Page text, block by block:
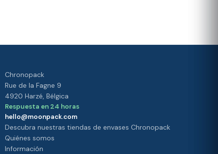
Chronopack
Rue de la Fagne 9
4920 Harzé, Bélgica
Respuesta en 24 horas
hello@moonpack.com
Descubra nuestras tiendas de envases Chronopack
Quiénes somos
Información